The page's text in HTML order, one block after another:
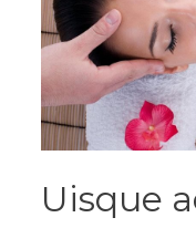
Uisque